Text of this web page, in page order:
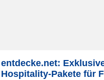
entdecke.net:
Hospitality-Pakete für